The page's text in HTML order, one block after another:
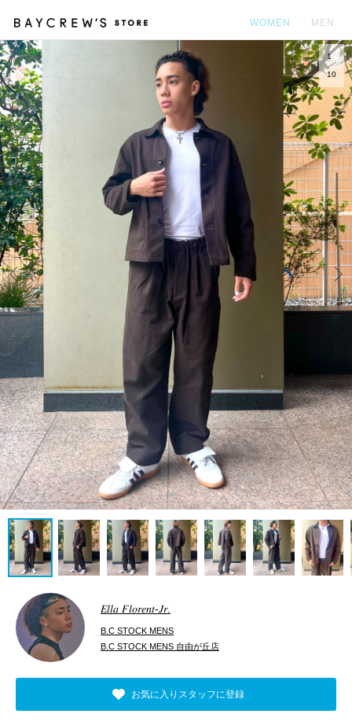
WOMEN MEN
Prev
1
10
𝐸𝑙𝑙𝑎 𝐹𝑙𝑜𝑟𝑒𝑛𝑡-𝐽𝑟.
B.C STOCK MENS
B.C STOCK MENS 自由が丘店
お気に入りスタッフに登録